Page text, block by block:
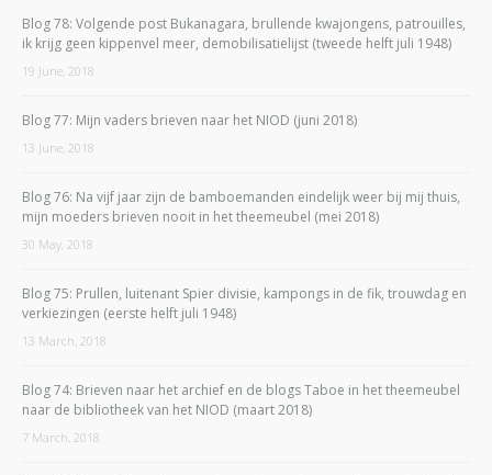
Blog 78: Volgende post Bukanagara, brullende kwajongens, patrouilles,
ik krijg geen kippenvel meer, demobilisatielijst (tweede helft juli 1948)
19 June, 2018
Blog 77: Mijn vaders brieven naar het NIOD (juni 2018)
13 June, 2018
Blog 76: Na vijf jaar zijn de bamboemanden eindelijk weer bij mij thuis,
mijn moeders brieven nooit in het theemeubel (mei 2018)
30 May, 2018
Blog 75: Prullen, luitenant Spier divisie, kampongs in de fik, trouwdag en
verkiezingen (eerste helft juli 1948)
13 March, 2018
Blog 74: Brieven naar het archief en de blogs Taboe in het theemeubel
naar de bibliotheek van het NIOD (maart 2018)
7 March, 2018